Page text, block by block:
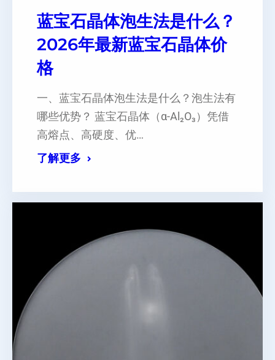
蓝宝石晶体泡生法是什么？
2026年最新蓝宝石晶体价
格
一、蓝宝石晶体泡生法是什么？泡生法有
哪些优势？ 蓝宝石晶体（α-Al₂O₃）凭借
高熔点、高硬度、优…
了解更多